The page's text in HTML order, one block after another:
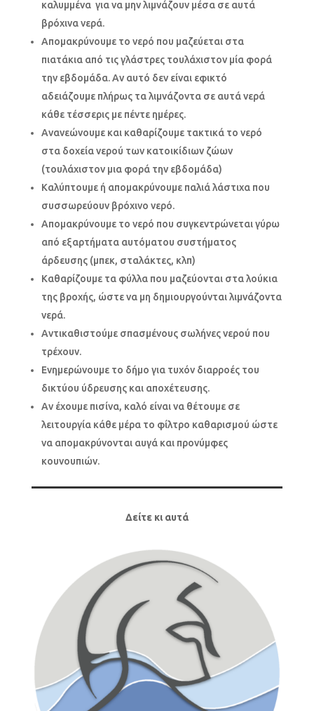
καλυμμένα για να μην λιμνάζουν μέσα σε αυτά
βρόχινα νερά.
Απομακρύνουμε το νερό που μαζεύεται στα
πιατάκια από τις γλάστρες τουλάχιστον μία φορά
την εβδομάδα. Αν αυτό δεν είναι εφικτό
αδειάζουμε πλήρως τα λιμνάζοντα σε αυτά νερά
κάθε τέσσερις με πέντε ημέρες.
Ανανεώνουμε και καθαρίζουμε τακτικά το νερό
στα δοχεία νερού των κατοικίδιων ζώων
(τουλάχιστον μια φορά την εβδομάδα)
Καλύπτουμε ή απομακρύνουμε παλιά λάστιχα που
συσσωρεύουν βρόχινο νερό.
Απομακρύνουμε το νερό που συγκεντρώνεται γύρω
από εξαρτήματα αυτόματου συστήματος
άρδευσης (μπεκ, σταλάκτες, κλπ)
Καθαρίζουμε τα φύλλα που μαζεύονται στα λούκια
της βροχής, ώστε να μη δημιουργούνται λιμνάζοντα
νερά.
Αντικαθιστούμε σπασμένους σωλήνες νερού που
τρέχουν.
Ενημερώνουμε το δήμο για τυχόν διαρροές του
δικτύου ύδρευσης και αποχέτευσης.
Αν έχουμε πισίνα, καλό είναι να θέτουμε σε
λειτουργία κάθε μέρα το φίλτρο καθαρισμού ώστε
να απομακρύνονται αυγά και προνύμφες
κουνουπιών.
Δείτε κι αυτά